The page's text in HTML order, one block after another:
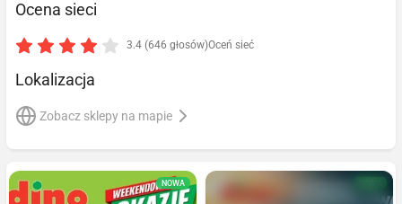
Ocena sieci
3.4 (646 głosów)Oceń sieć
Lokalizacja
Zobacz sklepy na mapie
NOWA